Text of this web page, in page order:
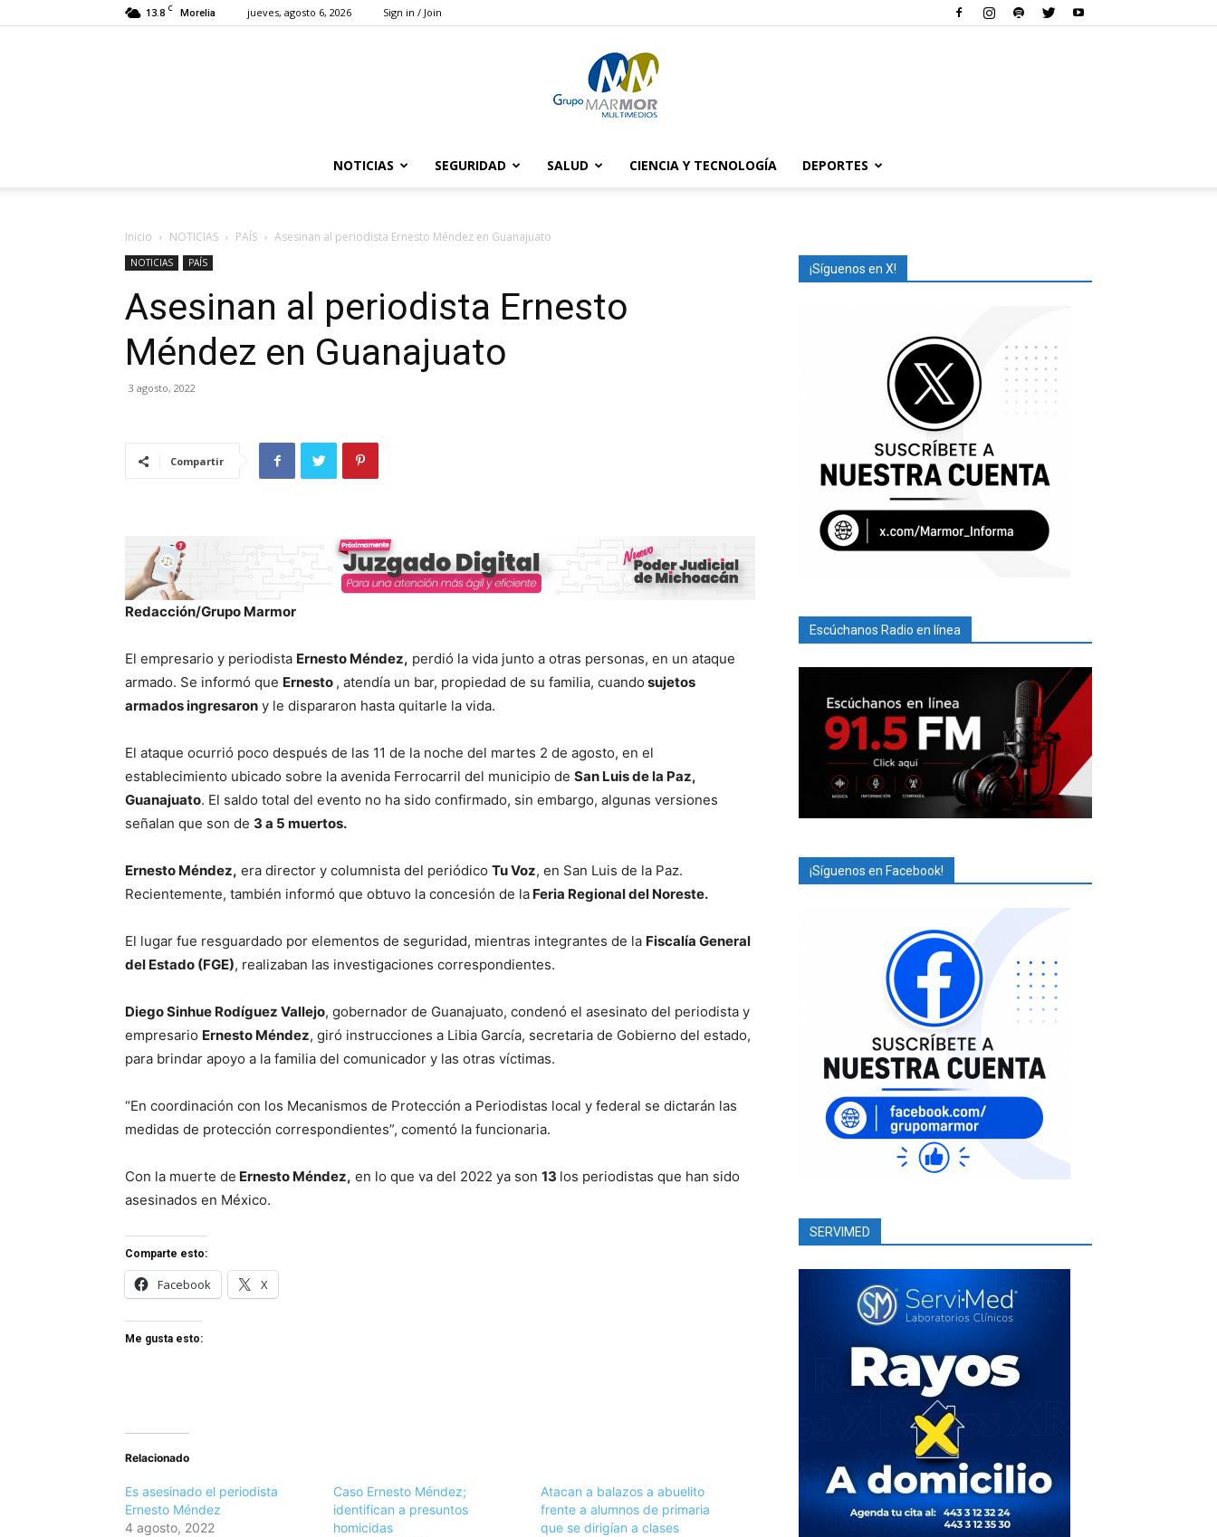
13.8 C Morelia jueves, agosto 6, 2026 Sign in / Join
Marmor
NOTICIAS SEGURIDAD SALUD CIENCIA Y TECNOLOGÍA DEPORTES
Inicio NOTICIAS PAÍS Asesinan al periodista Ernesto Méndez en Guanajuato
NOTICIAS PAÍS
Asesinan al periodista Ernesto
Méndez en Guanajuato
3 agosto, 2022
Compartir
Redacción/Grupo Marmor
El empresario y periodista Ernesto Méndez, perdió la vida junto a otras personas, en un ataque
armado. Se informó que Ernesto , atendía un bar, propiedad de su familia, cuando sujetos
armados ingresaron y le dispararon hasta quitarle la vida.
El ataque ocurrió poco después de las 11 de la noche del martes 2 de agosto, en el
establecimiento ubicado sobre la avenida Ferrocarril del municipio de San Luis de la Paz,
Guanajuato. El saldo total del evento no ha sido confirmado, sin embargo, algunas versiones
señalan que son de 3 a 5 muertos.
Ernesto Méndez, era director y columnista del periódico Tu Voz, en San Luis de la Paz.
Recientemente, también informó que obtuvo la concesión de la Feria Regional del Noreste.
El lugar fue resguardado por elementos de seguridad, mientras integrantes de la Fiscalía General
del Estado (FGE), realizaban las investigaciones correspondientes.
Diego Sinhue Rodíguez Vallejo, gobernador de Guanajuato, condenó el asesinato del periodista y
empresario Ernesto Méndez, giró instrucciones a Libia García, secretaria de Gobierno del estado,
para brindar apoyo a la familia del comunicador y las otras víctimas.
“En coordinación con los Mecanismos de Protección a Periodistas local y federal se dictarán las
medidas de protección correspondientes”, comentó la funcionaria.
Con la muerte de Ernesto Méndez, en lo que va del 2022 ya son 13 los periodistas que han sido
asesinados en México.
Comparte esto:
Facebook X
Me gusta esto:
Relacionado
Es asesinado el periodista
Ernesto Méndez
4 agosto, 2022
Caso Ernesto Méndez;
identifican a presuntos
homicidas
Atacan a balazos a abuelito
frente a alumnos de primaria
que se dirigían a clases
¡Síguenos en X!
Escúchanos Radio en línea
¡Síguenos en Facebook!
SERVIMED